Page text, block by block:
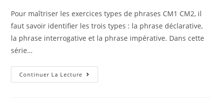
Pour maîtriser les exercices types de phrases CM1 CM2, il
faut savoir identifier les trois types : la phrase déclarative,
la phrase interrogative et la phrase impérative. Dans cette
série…
Continuer La Lecture